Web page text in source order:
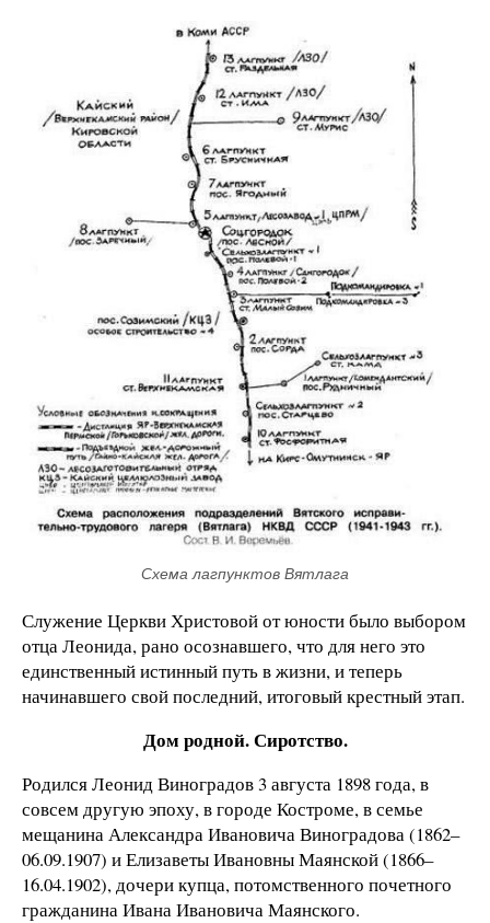
Схема лагпунктов Вятлага
Служение Церкви Христовой от юности было выбором
отца Леонида, рано осознавшего, что для него это
единственный истинный путь в жизни, и теперь
начинавшего свой последний, итоговый крестный этап.
Дом родной. Сиротство.
Родился Леонид Виноградов 3 августа 1898 года, в
совсем другую эпоху, в городе Костроме, в семье
мещанина Александра Ивановича Виноградова (1862–
06.09.1907) и Елизаветы Ивановны Маянской (1866–
16.04.1902), дочери купца, потомственного почетного
гражданина Ивана Ивановича Маянского.